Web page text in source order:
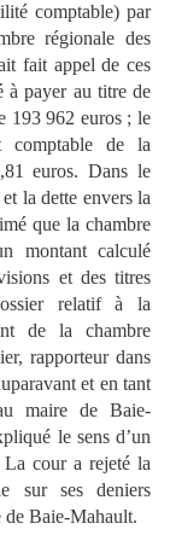
comptable) par
régionale des
fait appel de ces
à payer au titre de
193 962 euros ; le
comptable de la
euros. Dans le
la dette envers la
que la chambre
montant calculé
et des titres
relatif à la
de la chambre
rapporteur dans
et en tant
maire de Baie-
le sens d’un
cour a rejeté la
sur ses deniers
de Baie-Mahault.